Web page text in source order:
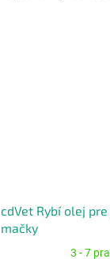
cdVet Rybí olej pre
mačky
3 - 7